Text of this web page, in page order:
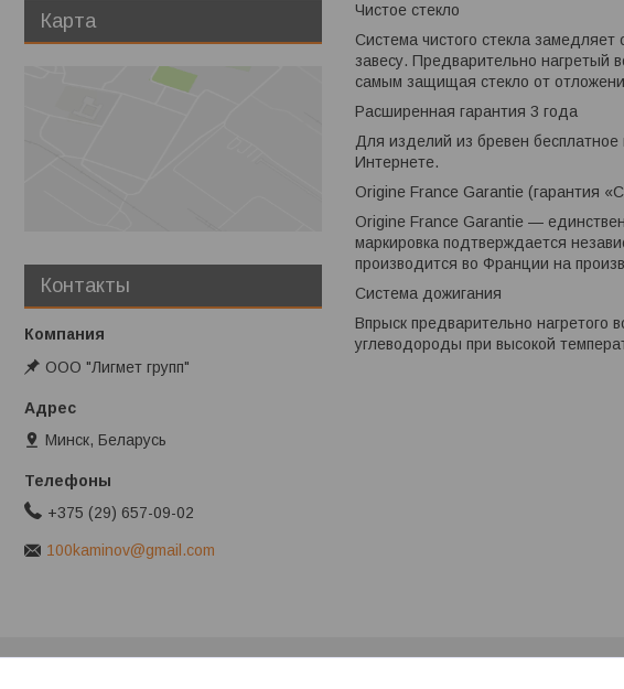
Чистое стекло
Система чистого стекла
завесу. Предварительно нагретый
самым защищая стекло от
Расширенная гарантия 3 года
Для изделий из бревен
Интернете.
Origine France Garantie (гарантия
Origine France Garantie —
маркировка подтверждается
производится во Франции на
Система дожигания
Впрыск предварительно нагретого
углеводороды при высокой
Карта
Контакты
ООО "Лигмет групп"
Минск, Беларусь
+375 (29) 657-09-02
100kaminov@gmail.com